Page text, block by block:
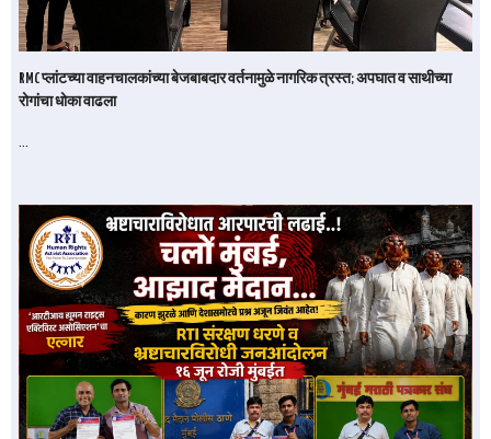
RMC प्लांटच्या वाहनचालकांच्या बेजबाबदार वर्तनामुळे नागरिक त्रस्त; अपघात व साथीच्या
रोगांचा धोका वाढला
…